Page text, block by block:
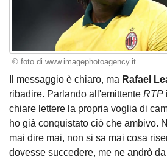
© foto di www.imagephotoagency.it
Il messaggio è chiaro, ma Rafael
ribadire. Parlando all'emittente RTP
chiare lettere la propria voglia di
ho già conquistato ciò che ambivo.
mai dire mai, non si sa mai cosa
dovesse succedere, me ne andrò